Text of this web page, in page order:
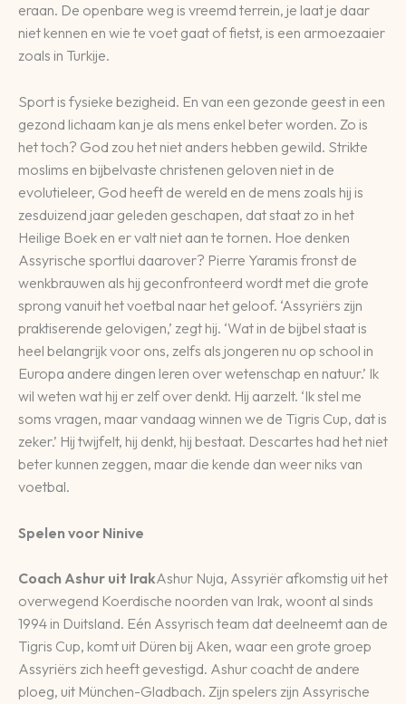
eraan. De openbare weg is vreemd terrein, je laat je daar
niet kennen en wie te voet gaat of fietst, is een armoezaaier
zoals in Turkije.
Sport is fysieke bezigheid. En van een gezonde geest in een
gezond lichaam kan je als mens enkel beter worden. Zo is
het toch? God zou het niet anders hebben gewild. Strikte
moslims en bijbelvaste christenen geloven niet in de
evolutieleer, God heeft de wereld en de mens zoals hij is
zesduizend jaar geleden geschapen, dat staat zo in het
Heilige Boek en er valt niet aan te tornen. Hoe denken
Assyrische sportlui daarover? Pierre Yaramis fronst de
wenkbrauwen als hij geconfronteerd wordt met die grote
sprong vanuit het voetbal naar het geloof. ‘Assyriërs zijn
praktiserende gelovigen,’ zegt hij. ‘Wat in de bijbel staat is
heel belangrijk voor ons, zelfs als jongeren nu op school in
Europa andere dingen leren over wetenschap en natuur.’ Ik
wil weten wat hij er zelf over denkt. Hij aarzelt. ‘Ik stel me
soms vragen, maar vandaag winnen we de Tigris Cup, dat is
zeker.’ Hij twijfelt, hij denkt, hij bestaat. Descartes had het niet
beter kunnen zeggen, maar die kende dan weer niks van
voetbal.
Spelen voor Ninive
Coach Ashur uit IrakAshur Nuja, Assyriër afkomstig uit het
overwegend Koerdische noorden van Irak, woont al sinds
1994 in Duitsland. Eén Assyrisch team dat deelneemt aan de
Tigris Cup, komt uit Düren bij Aken, waar een grote groep
Assyriërs zich heeft gevestigd. Ashur coacht de andere
ploeg, uit München-Gladbach. Zijn spelers zijn Assyrische